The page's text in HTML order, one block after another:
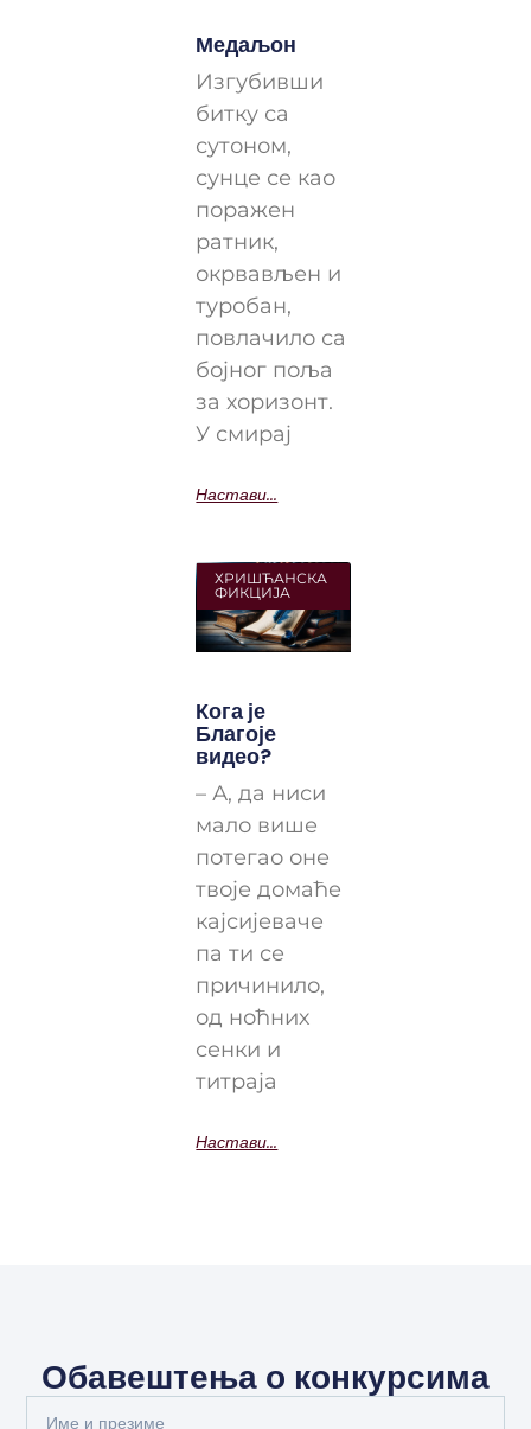
Медаљон
Изгубивши
битку са
сутоном,
сунце се као
поражен
ратник,
окрвављен и
туробан,
повлачило са
бојног поља
за хоризонт.
У смирај
Настави...
ХРИШЋАНСКА
ФИКЦИЈА
Кога је
Благоје
видео?
– А, да ниси
мало више
потегао оне
твоје домаће
кајсијеваче
па ти се
причинило,
од ноћних
сенки и
титраја
Настави...
Обавештења о конкурсима